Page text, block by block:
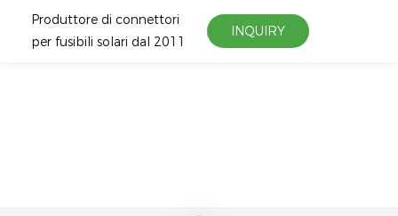
Produttore di connettori
per fusibili solari dal 2011
INQUIRY